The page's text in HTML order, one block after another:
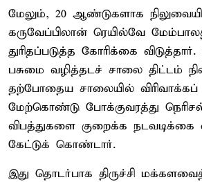
மேலும், 20 ஆண்டுகளாக
கருவேப்பிலான் ரெயில்வே
துரிதப்படுத்த கோரிக்கை விடுத்தார்.
பசுமை வழித்தடச் சாலை திட்டம்
தற்போதைய சாலையில்
மேற்கொண்டு போக்குவரத்து
விபத்துகளை குறைக்க நடவடிக்கை
கேட்டுக் கொண்டார்.
இது தொடர்பாக திருச்சி